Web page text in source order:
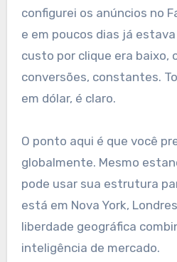
configurei os anúncios no
e em poucos dias já
custo por clique era baixo,
conversões, constantes.
em dólar, é claro.
O ponto aqui é que você
globalmente. Mesmo
pode usar sua estrutura
está em Nova York,
liberdade geográfica
inteligência de mercado.